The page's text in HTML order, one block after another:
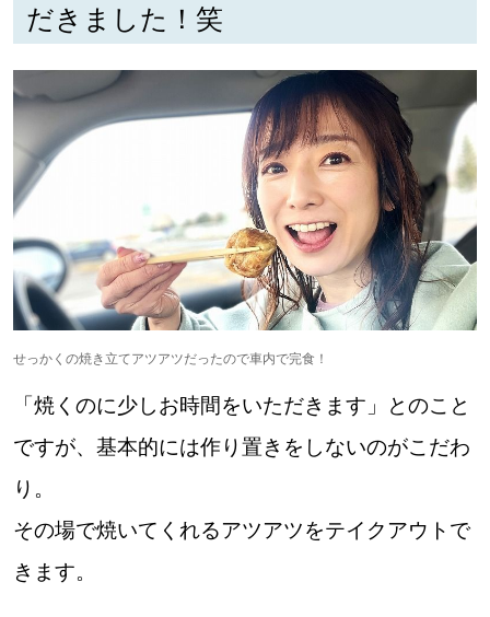
明日への”きっかけ”WEBマガジン
【札幌のお気に入りを見つけたい】
【道央のお気に入りを見つけたい】
【道北のお気に入りを見つけたい】
【道東のお気に入りを見つけたい】
だきました！笑
せっかくの焼き立てアツアツだったので車内で完食！
「焼くのに少しお時間をいただきます」とのこと
ですが、基本的には作り置きをしないのがこだわ
り。
その場で焼いてくれるアツアツをテイクアウトで
きます。